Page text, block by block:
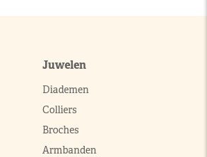
Juwelen
Diademen
Colliers
Broches
Armbanden